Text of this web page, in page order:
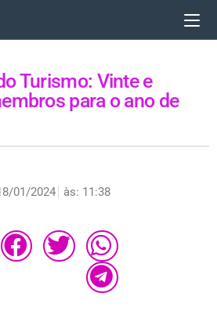
Turismo: Vinte e
para o ano de
01/2024 às: 11:38